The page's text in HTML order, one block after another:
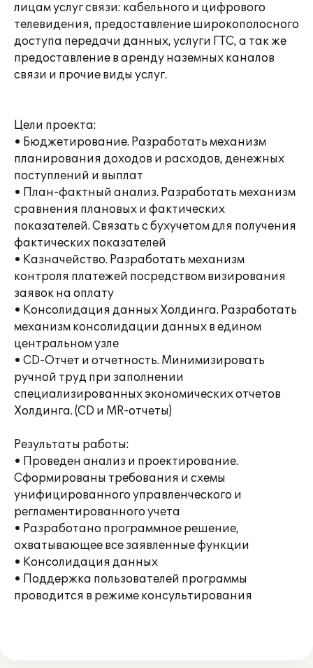
лицам услуг связи: кабельного и цифрового
телевидения, предоставление широкополосного
доступа передачи данных, услуги ГТС, а так же
предоставление в аренду наземных каналов
связи и прочие виды услуг.
Цели проекта:
• Бюджетирование. Разработать механизм
планирования доходов и расходов, денежных
поступлений и выплат
• План-фактный анализ. Разработать механизм
сравнения плановых и фактических
показателей. Связать с бухучетом для получения
фактических показателей
• Казначейство. Разработать механизм
контроля платежей посредством визирования
заявок на оплату
• Консолидация данных Холдинга. Разработать
механизм консолидации данных в едином
центральном узле
• CD-Отчет и отчетность. Минимизировать
ручной труд при заполнении
специализированных экономических отчетов
Холдинга. (CD и MR-отчеты)
Результаты работы:
• Проведен анализ и проектирование.
Сформированы требования и схемы
унифицированного управленческого и
регламентированного учета
• Разработано программное решение,
охватывающее все заявленные функции
• Консолидация данных
• Поддержка пользователей программы
проводится в режиме консультирования